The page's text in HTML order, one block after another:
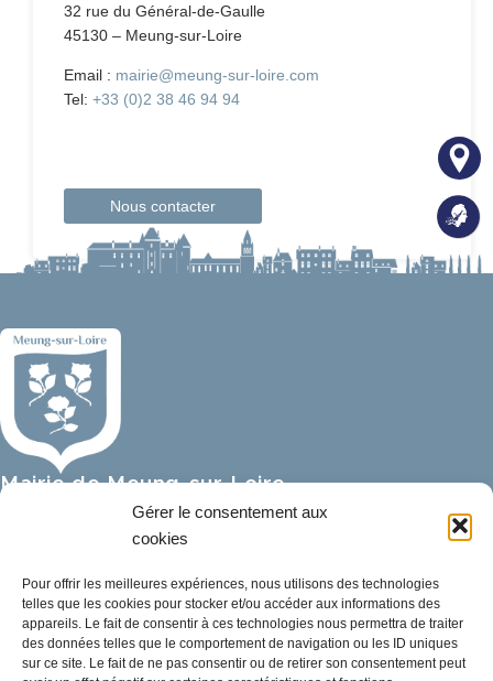
Gérer le consentement aux
cookies
Pour offrir les meilleures expériences, nous utilisons des technologies
telles que les cookies pour stocker et/ou accéder aux informations des
appareils. Le fait de consentir à ces technologies nous permettra de traiter
des données telles que le comportement de navigation ou les ID uniques
sur ce site. Le fait de ne pas consentir ou de retirer son consentement peut
32 rue du Général-de-Gaulle
45130 – Meung-sur-Loire
Email : mairie@meung-sur-loire.com
Tel: +33 (0)2 38 46 94 94
Nous contacter
Mairie de Meung-sur-Loire
Mairie,
32 rue du Général de Gaulle,
02 38 46 94 94
mairie@meung-sur-loire.com